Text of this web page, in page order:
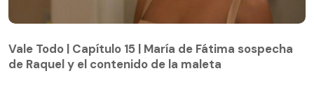
de Raquel y el contenido de la maleta
Vale Todo | Capítulo 15 | María de Fátima sospecha
de Raquel y el contenido de la maleta